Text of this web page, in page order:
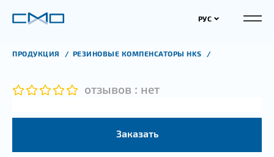
РУС
ПРОДУКЦИЯ РЕЗИНОВЫЕ КОМПЕНСАТОРЫ HKS
отзывов : нет
Заказать